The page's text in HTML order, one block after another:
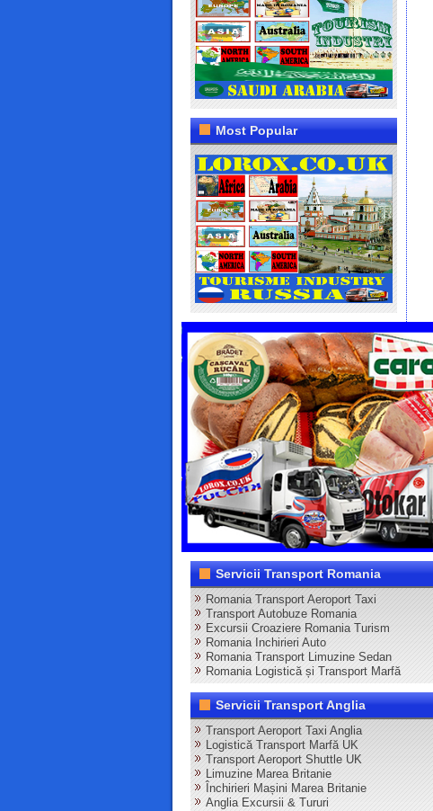
Most Popular
Servicii Transport Romania
Romania Transport Aeroport Taxi
Transport Autobuze Romania
Excursii Croaziere Romania Turism
Romania Inchirieri Auto
Romania Transport Limuzine Sedan
Romania Logistică și Transport Marfă
Servicii Transport Anglia
Transport Aeroport Taxi Anglia
Logistică Transport Marfă UK
Transport Aeroport Shuttle UK
Limuzine Marea Britanie
Închirieri Mașini Marea Britanie
Anglia Excursii & Tururi